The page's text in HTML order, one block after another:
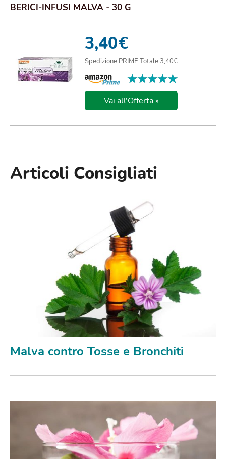
BERICI-INFUSI MALVA - 30 G
3,40€
Spedizione PRIME Totale 3,40€
★★★★★
★★★★★
Vai all'Offerta »
Articoli Consigliati
Malva contro Tosse e Bronchiti